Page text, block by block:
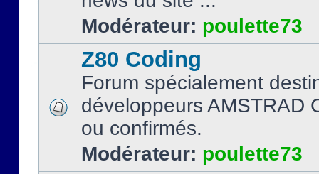
Modérateur: poulette73
Z80 Coding
Forum spécialement
développeurs AMSTRAD
ou confirmés.
Modérateur: poulette73